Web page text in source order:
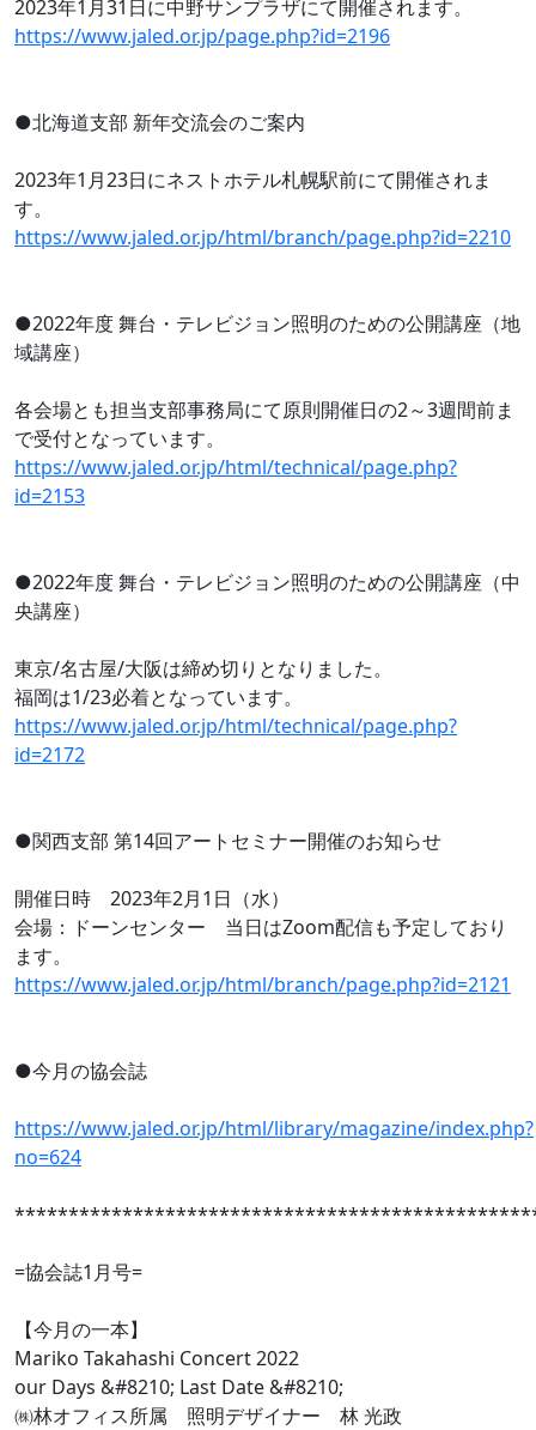
2023年1月31日に中野サンプラザにて開催されます。
https://www.jaled.or.jp/page.php?id=2196
●北海道支部 新年交流会のご案内
2023年1月23日にネストホテル札幌駅前にて開催されま
す。
https://www.jaled.or.jp/html/branch/page.php?id=2210
●2022年度 舞台・テレビジョン照明のための公開講座（地
域講座）
各会場とも担当支部事務局にて原則開催日の2～3週間前ま
で受付となっています。
https://www.jaled.or.jp/html/technical/page.php?
id=2153
●2022年度 舞台・テレビジョン照明のための公開講座（中
央講座）
東京/名古屋/大阪は締め切りとなりました。
福岡は1/23必着となっています。
https://www.jaled.or.jp/html/technical/page.php?
id=2172
●関西支部 第14回アートセミナー開催のお知らせ
開催日時 2023年2月1日（水）
会場：ドーンセンター 当日はZoom配信も予定しており
ます。
https://www.jaled.or.jp/html/branch/page.php?id=2121
●今月の協会誌
https://www.jaled.or.jp/html/library/magazine/index.php?
no=624
=協会誌1月号=
【今月の一本】
Mariko Takahashi Concert 2022
our Days &#8210; Last Date &#8210;
㈱林オフィス所属 照明デザイナー 林 光政